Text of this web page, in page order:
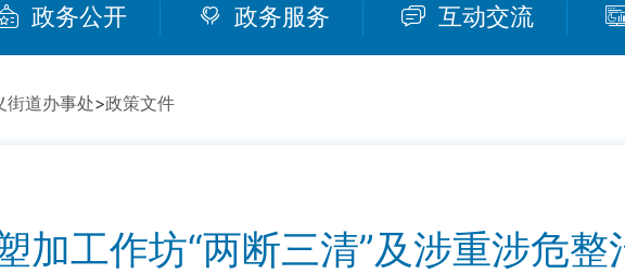
政务公开 政务服务 互动交流
街道办事处>政策文件
加工作坊“两断三清”及涉重涉危